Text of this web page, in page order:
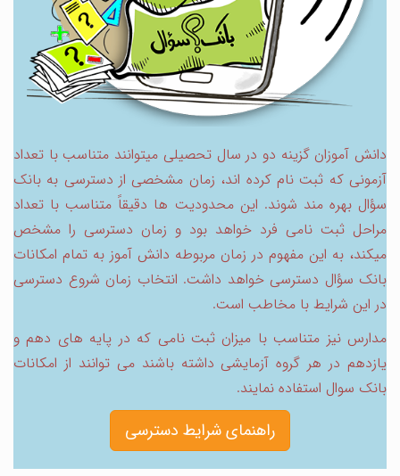
دانش ‏آموزان گزینه‏ دو در سال تحصیلی می‏توانند متناسب با تعداد
آزمونی که ثبت ‏نام کرده ‏اند، زمان مشخصی از دسترسی به بانک
سؤال بهره ‏مند شوند. این محدودیت ‏ها دقیقاً متناسب با تعداد
مراحل ثبت‏ نامی فرد خواهد بود و زمان دسترسی را مشخص
می‏کند، به این مفهوم در زمان مربوطه دانش‏ آموز به تمام امکانات
بانک سؤال دسترسی خواهد داشت. انتخاب زمان شروع دسترسی
در این شرایط با مخاطب است.
مدارس نیز متناسب با میزان ثبت نامی که در پایه های دهم و
یازدهم در هر گروه آزمایشی داشته باشند می توانند از امکانات
بانک سوال استفاده نمایند.
راهنمای شرایط دسترسی